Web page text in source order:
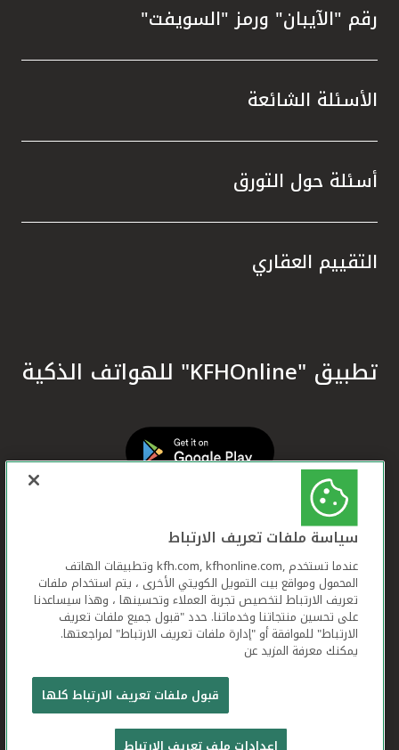
رقم "الآيبان" ورمز "السويفت"
الأسئلة الشائعة
أسئلة حول التورق
التقييم العقاري
تطبيق "KFHOnline" للهواتف الذكية
بيت التمويل الكويتي جميع الحقوق محفوظة © 2026
شروط وأحكام استخدام الموقع الإلكتروني
سياسة ملفات تعريف الارتباط
عندما تستخدم ,kfh.com, kfhonline.com وتطبيقات الهاتف
المحمول ومواقع بيت التمويل الكويتي الأخرى ، يتم استخدام ملفات
تعريف الارتباط لتخصيص تجربة العملاء وتحسينها ، وهذا سيساعدنا
على تحسين منتجاتنا وخدماتنا. حدد "قبول جميع ملفات تعريف
الارتباط" للموافقة أو "إدارة ملفات تعريف الارتباط" لمراجعتها.
يمكنك معرفة المزيد عن
قبول ملفات تعريف الارتباط كلها